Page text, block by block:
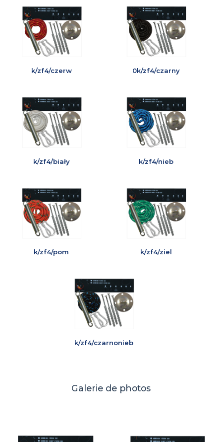
k/zf4/czerw 0k/zf4/czarny
k/zf4/biały k/zf4/nieb
k/zf4/pom k/zf4/ziel
k/zf4/czarnonieb
Galerie de photos